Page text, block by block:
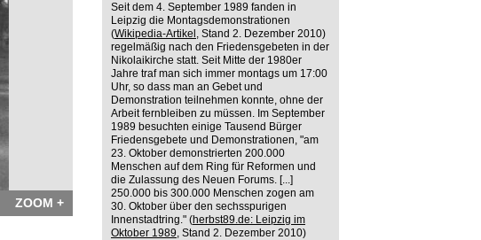
Seit dem 4. September 1989 fanden in
Leipzig die Montagsdemonstrationen
(Wikipedia-Artikel , Stand 2. Dezember 2010)
regelmäßig nach den Friedensgebeten in der
Nikolaikirche statt. Seit Mitte der 1980er
Jahre traf man sich immer montags um 17:00
Uhr, so dass man an Gebet und
Demonstration teilnehmen konnte, ohne der
Arbeit fernbleiben zu müssen. Im September
1989 besuchten einige Tausend Bürger
Friedensgebete und Demonstrationen, "am
23. Oktober demonstrierten 200.000
Menschen auf dem Ring für Reformen und
die Zulassung des Neuen Forums. [...]
250.000 bis 300.000 Menschen zogen am
30. Oktober über den sechsspurigen
Innenstadtring." (herbst89.de: Leipzig im
Oktober 1989, Stand 2. Dezember 2010)
ZOOM +